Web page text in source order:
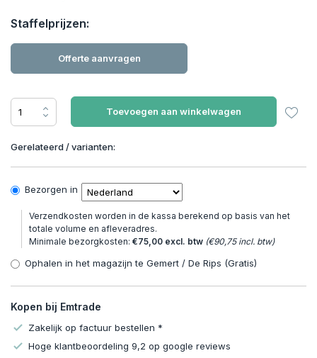
Staffelprijzen:
Offerte aanvragen
Toevoegen aan winkelwagen
Gerelateerd / varianten:
Bezorgen in
Verzendkosten worden in de kassa berekend op basis van het
totale volume en afleveradres.
Minimale bezorgkosten: €75,00 excl. btw (€90,75 incl. btw)
Ophalen in het magazijn te Gemert / De Rips (Gratis)
Kopen bij Emtrade
Zakelijk op factuur bestellen *
Hoge klantbeoordeling 9,2 op google reviews